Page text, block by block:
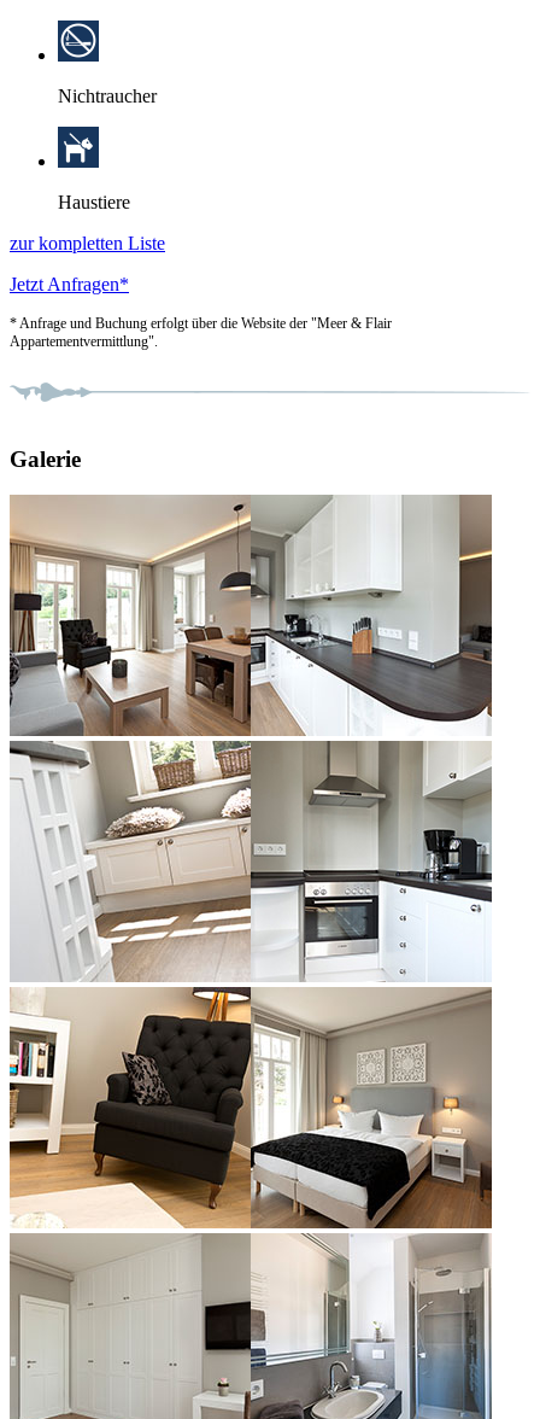
Nichtraucher
Haustiere
zur kompletten Liste
Jetzt Anfragen*
* Anfrage und Buchung erfolgt über die Website der "Meer & Flair
Appartementvermittlung".
Galerie